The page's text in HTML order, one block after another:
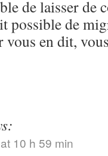
de laisser de
possible de
en dit,
10 h 59 min